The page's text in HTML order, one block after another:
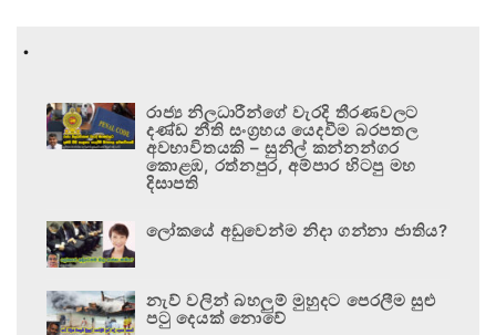
.
රාජ්‍ය නිලධාරීන්ගේ වැරදි තීරණවලට
දණ්ඩ නීති සංග්‍රහය යෙදවීම බරපතල
අවභාවිතයකි – සුනිල් කන්නන්ගර
කොළඹ, රත්නපුර, අම්පාර හිටපු මහ
දිසාපති
ලෝකයේ අඩුවෙන්ම නිදා ගන්නා ජාතිය?
නැව් වලින් බහලුම් මුහුදට පෙරලීම සුළු
පටු දෙයක් නොවේ